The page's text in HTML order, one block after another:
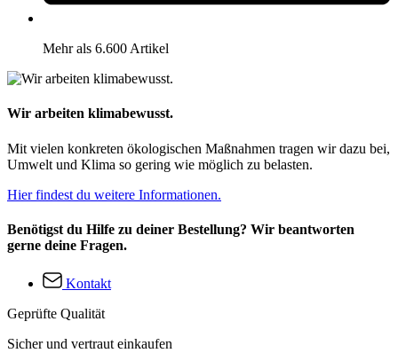
Mehr als 6.600 Artikel
Wir arbeiten klimabewusst.
Mit vielen konkreten ökologischen Maßnahmen tragen wir dazu bei,
Umwelt und Klima so gering wie möglich zu belasten.
Hier findest du weitere Informationen.
Benötigst du Hilfe zu deiner Bestellung? Wir beantworten
gerne deine Fragen.
Kontakt
Geprüfte Qualität
Sicher und vertraut einkaufen